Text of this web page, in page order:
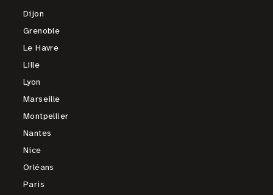
Dijon
Grenoble
Le Havre
Lille
Lyon
Marseille
Montpellier
Nantes
Nice
Orléans
Paris